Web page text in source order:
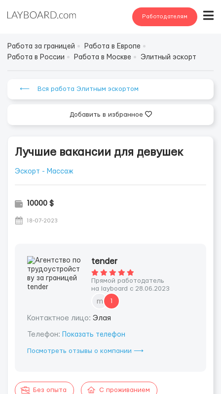
Работодателям
Работа за границей
Работа в Европе
Работа в России
Работа в Москве Элитный эскорт
⟵ Вся работа Элитным эскортом
Добавить в избранное
Лучшие вакансии для девушек
Эскорт - Массаж
10000 $
18-07-2023
tender
Прямой работодатель
на layboard с 28.06.2023
m 1
Контактное лицо: Элая
Телефон: Показать телефон
Посмотреть отзывы о компании ⟶
Без опыта С проживанием